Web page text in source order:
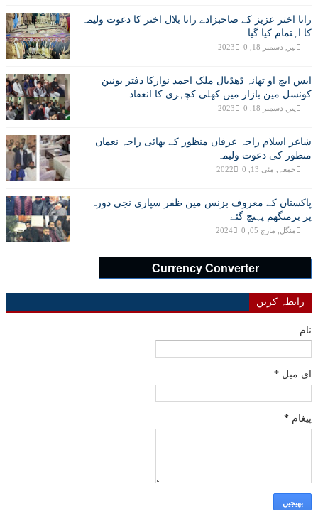
رانا اختر عزیز کے صاحبزادے رانا بلال اختر کا دعوت ولیمہ
کا اہتمام کیا گیا
پیر, دسمبر 18, 2023 0
ایس ایچ او تھانہ ڈھڈیال ملک احمد نوازکا دفتر یونین
کونسل مین بازار میں کھلی کچہری کا انعقاد
پیر, دسمبر 18, 2023 0
شاعر اسلام راجہ عرفان منظور کے بھائی راجہ نعمان
منظور کی دعوت ولیمہ
جمعہ, مئی 13, 2022 0
پاکستان کے معروف بزنس مین ظفر سپاری نجی دورہ
پر برمنگھم پہنچ گئے
منگل, مارچ 05, 2024 0
Currency Converter
رابطہ کریں
نام
ای میل *
پیغام *